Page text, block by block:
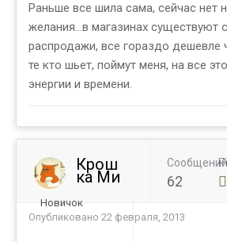
Раньше все шила сама, сейчас нет
желания...в магазинах существуют
распродажи, все гораздо дешевле
те кто шьет, поймут меня, на все
энергии и времени.
Крош
ка Ми
Новичок
Сообщений
62
Опубликовано 22 февраля, 2013